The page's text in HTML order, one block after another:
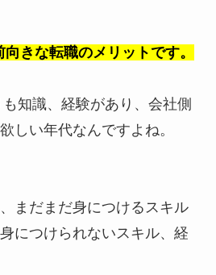
きな転職のメリットです。
知識、経験があり、会社側
しい年代なんですよね。
まだまだ身につけるスキル
につけられないスキル、経